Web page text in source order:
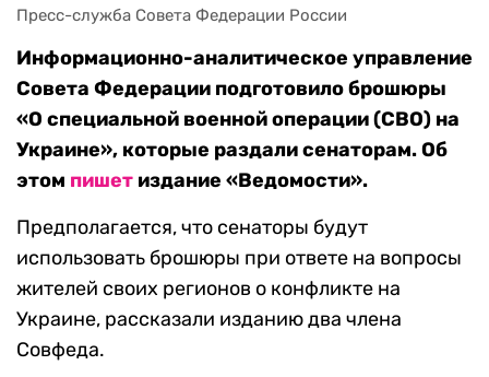
Пресс-служба Совета Федерации России
Информационно-аналитическое управление
Совета Федерации подготовило брошюры
«О специальной военной операции (СВО) на
Украине», которые раздали сенаторам. Об
этом пишет издание «Ведомости».
Предполагается, что сенаторы будут
использовать брошюры при ответе на вопросы
жителей своих регионов о конфликте на
Украине, рассказали изданию два члена
Совфеда.